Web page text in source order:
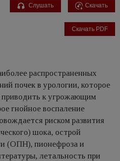
Слушать Скачать
Скачать PDF
распространенных
почек в урологии, которое
к угрожающим
гнойное воспаление
риском развития
шока, острой
(ОПН), пионефроза и
летальность при